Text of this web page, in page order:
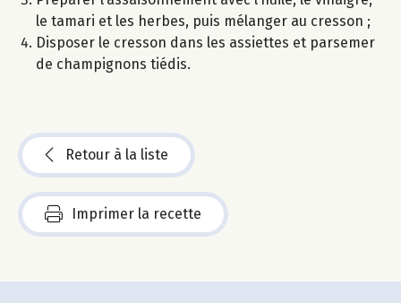
le tamari et les herbes, puis mélanger au cresson ;
Disposer le cresson dans les assiettes et parsemer
de champignons tiédis.
Retour à la liste
Imprimer la recette